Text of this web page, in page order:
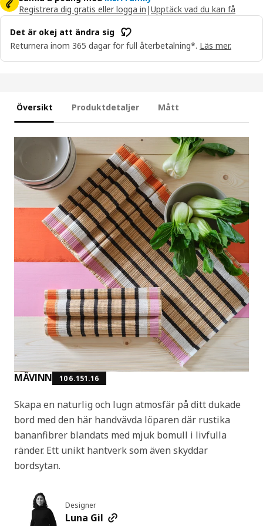
Registrera dig gratis eller logga in |Upptäck vad du kan få
Det är okej att ändra sig
Returnera inom 365 dagar för full återbetalning*. Läs mer.
Översikt Produktdetaljer Mått
MÄVINN 106.151.16
Skapa en naturlig och lugn atmosfär på ditt dukade
bord med den här handvävda löparen där rustika
bananfibrer blandats med mjuk bomull i livfulla
ränder. Ett unikt hantverk som även skyddar
bordsytan.
Designer
Luna Gil